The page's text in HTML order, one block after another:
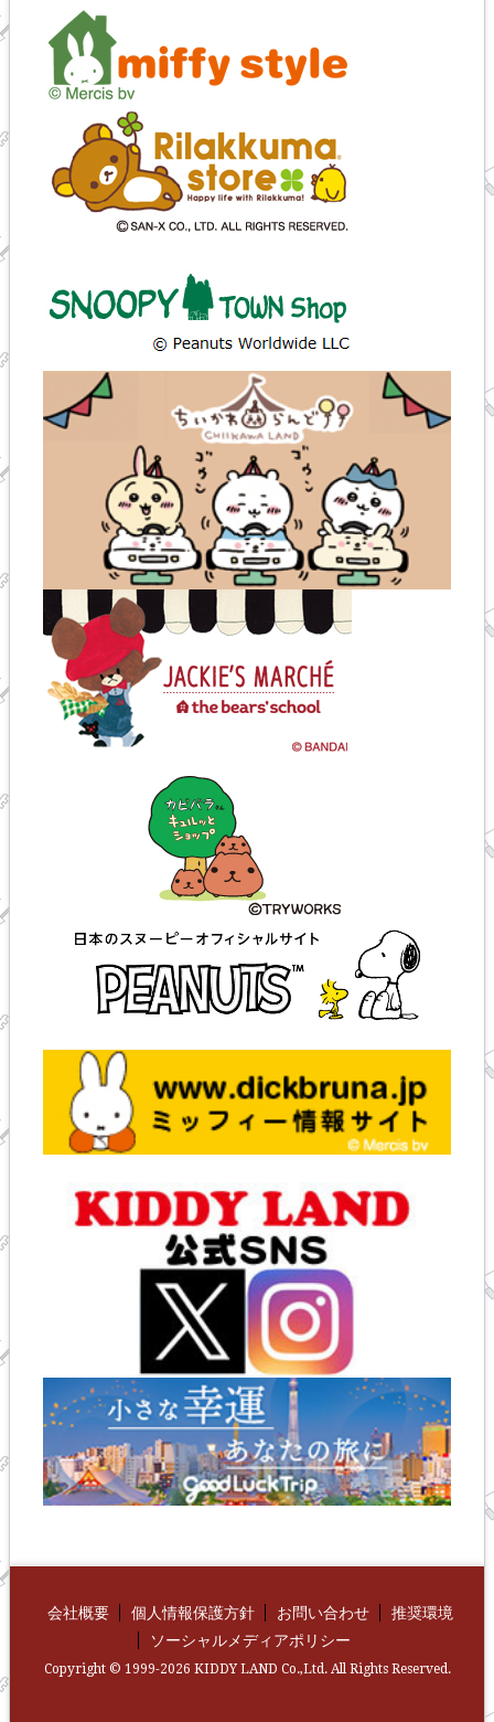
会社概要 個人情報保護方針 お問い合わせ
推奨環境
ソーシャルメディアポリシー
Copyright © 1999-2026 KIDDY LAND Co.,Ltd. All Rights Reserved.